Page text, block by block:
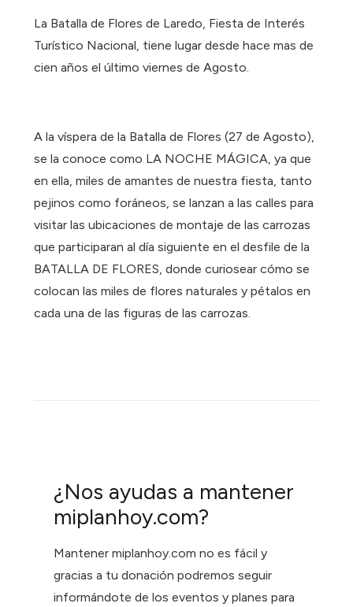
La Batalla de Flores de Laredo, Fiesta de Interés
Turístico Nacional, tiene lugar desde hace mas de
cien años el último viernes de Agosto.
A la víspera de la Batalla de Flores (27 de Agosto),
se la conoce como LA NOCHE MÁGICA, ya que
en ella, miles de amantes de nuestra fiesta, tanto
pejinos como foráneos, se lanzan a las calles para
visitar las ubicaciones de montaje de las carrozas
que participaran al día siguiente en el desfile de la
BATALLA DE FLORES, donde curiosear cómo se
colocan las miles de flores naturales y pétalos en
cada una de las figuras de las carrozas.
¿Nos ayudas a mantener
miplanhoy.com?
Mantener miplanhoy.com no es fácil y
gracias a tu donación podremos seguir
informándote de los eventos y planes para